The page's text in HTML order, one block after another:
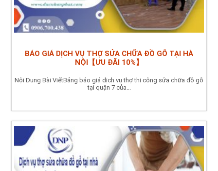
BÁO GIÁ DỊCH VỤ THỢ SỬA CHỮA ĐỒ GỖ TẠI HÀ
NỘI【ƯU ĐÃI 10%】
Nội Dung Bài ViếtBảng báo giá dịch vụ thợ thi công sửa chữa đồ gỗ
tại quận 7 của...